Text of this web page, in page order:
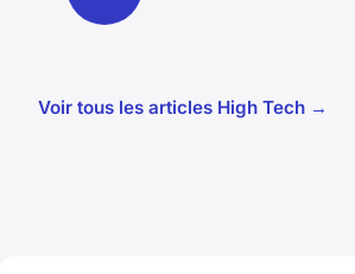
Voir tous les articles High Tech →